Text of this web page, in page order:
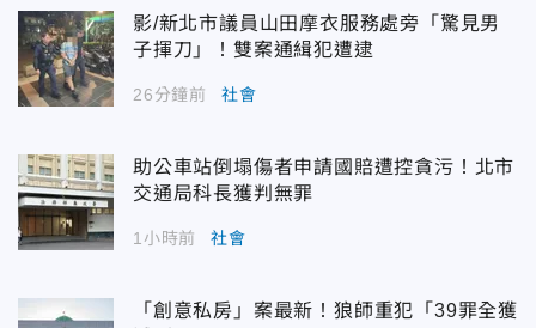
影/新北市議員山田摩衣服務處旁「驚見男
子揮刀」！雙案通緝犯遭逮
26分鐘前 社會
助公車站倒塌傷者申請國賠遭控貪污！北市
交通局科長獲判無罪
1小時前 社會
「創意私房」案最新！狼師重犯「39罪全獲